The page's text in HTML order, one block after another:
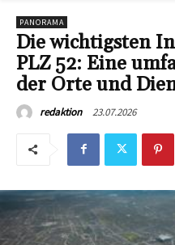
PANORAMA
Die wichtigsten
PLZ 52: Eine
der Orte und
redaktion 23.07.2026